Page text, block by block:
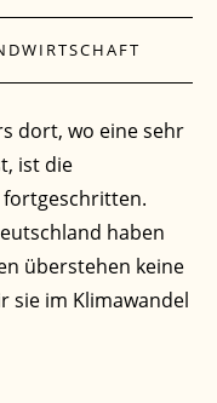
dort, wo eine sehr
ist die
fortgeschritten.
haben
überstehen keine
sie im Klimawandel